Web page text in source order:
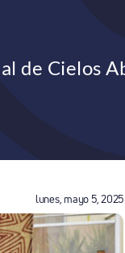
de Cielos
lunes, mayo 5, 2025